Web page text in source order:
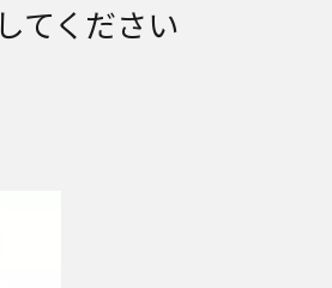
てください